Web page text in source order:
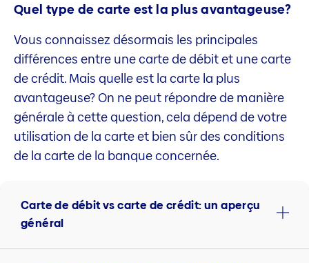
Quel type de carte est la plus avantageuse?
Vous connaissez désormais les principales
différences entre une carte de débit et une carte
de crédit. Mais quelle est la carte la plus
avantageuse? On ne peut répondre de manière
générale à cette question, cela dépend de votre
utilisation de la carte et bien sûr des conditions
de la carte de la banque concernée.
Carte de débit vs carte de crédit: un aperçu
général